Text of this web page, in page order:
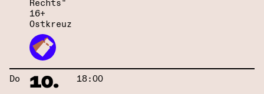
Rechts"
16+
Ostkreuz
Do 10. 18:00